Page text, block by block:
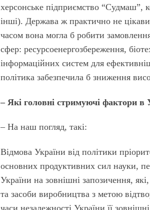
херсонське підприємство “Судмаш”,
інші). Держава ж практично не
часом вона могла б робити
сфер: ресурсоенергозбереження,
інформаційних систем для
політика забезпечила б зниження
– Які головні стримуючі фактори в
– На наш погляд, такі:
Відмова України від політики
основних продуктивних сил науки,
України на зовнішні запозичення,
та засоби виробництва з метою